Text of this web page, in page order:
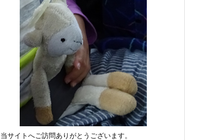
当サイトへご訪問ありがとうございます。